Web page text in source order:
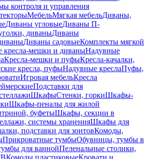
контроля и управления
МебельМягкая мебельДиваны,
Диваны угловыеДиваны П-
диваныДиваны
Диваны садовыеКомплекты мягкой
кресла-мешки и диваныНадувные
Кресла-мешки и пуфыКресла-качалки,
кресла, пуфыНадувные креслаПуфы,
Игровая мебельКресла
Подставки для
ШкафыСтенки, горкиШкафы-
Шкафы-пеналы для жилой
буфетыШкафы, секции в
системы храненияШкафы для
подставки для зонтовКомоды,
Прикроватные тумбыОбувницы, тумбы в
для ваннойПеленальные столики,
Комоды пластиковыеКровати и